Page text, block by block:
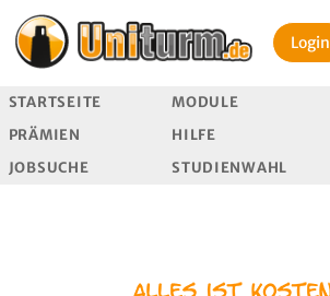
Login
STARTSEITE MODULE
PRÄMIEN
HILFE
JOBSUCHE
STUDIENWAHL